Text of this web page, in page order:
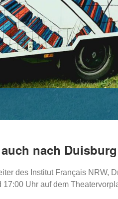
nach
des Institut Français NRW,
Uhr auf dem